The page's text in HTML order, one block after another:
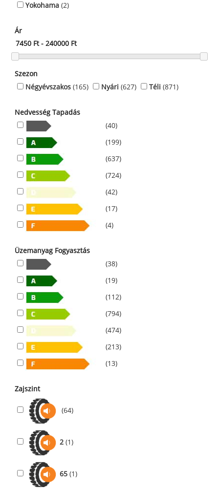
Yokohama (2)
Ár
Szezon
Négyévszakos (165) Nyári (627) Téli (871)
Nedvesség Tapadás
(40)
(199)
(637)
(724)
(42)
(17)
(4)
Üzemanyag Fogyasztás
(38)
(19)
(112)
(794)
(474)
(213)
(13)
Zajszint
(64)
2 (1)
65 (1)